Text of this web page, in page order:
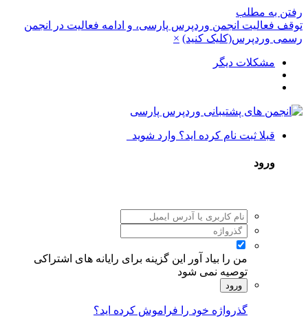
رفتن به مطلب
توقف فعالیت انجمن وردپرس پارسی، و ادامه فعالیت در انجمن
رسمی وردپرس(کلیک کنید) ×
مشکلات دیگر
قبلا ثبت نام کرده اید؟ وارد شوید
ورود
من را بیاد آور
این گزینه برای رایانه های اشتراکی
توصیه نمی شود
ورود
گذرواژه خود را فراموش کرده اید؟